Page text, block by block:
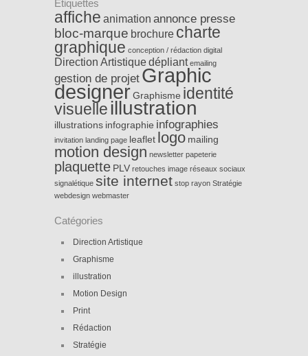
Étiquettes
affiche animation annonce presse
bloc-marque brochure charte
graphique conception / rédaction digital
Direction Artistiquedépliant emailing
gestion de projet Graphic
designer Graphisme identité
visuelle illustration
illustrations infographie infographies
invitation landing page leaflet logo mailing
motion design newsletter papeterie
plaquette PLV retouches image réseaux sociaux
signalétique site internet stop rayon Stratégie
webdesign webmaster
Catégories
Direction Artistique
Graphisme
illustration
Motion Design
Print
Rédaction
Stratégie